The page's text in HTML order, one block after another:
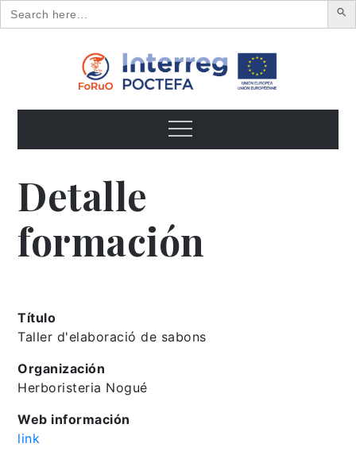
Search
for:
FoRuO
frutos
Menu
Detalle
formación
Título
Taller d'elaboració de sabons
Organización
Herboristeria Nogué
Web información
link